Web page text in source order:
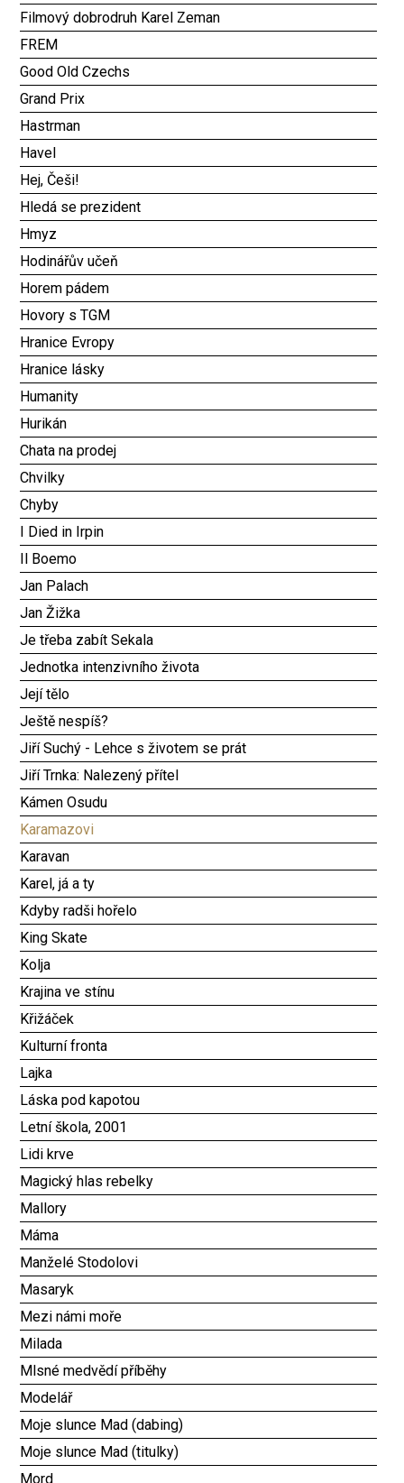
Filmový dobrodruh Karel Zeman
FREM
Good Old Czechs
Grand Prix
Hastrman
Havel
Hej, Češi!
Hledá se prezident
Hmyz
Hodinářův učeň
Horem pádem
Hovory s TGM
Hranice Evropy
Hranice lásky
Humanity
Hurikán
Chata na prodej
Chvilky
Chyby
I Died in Irpin
Il Boemo
Jan Palach
Jan Žižka
Je třeba zabít Sekala
Jednotka intenzivního života
Její tělo
Ještě nespíš?
Jiří Suchý - Lehce s životem se prát
Jiří Trnka: Nalezený přítel
Kámen Osudu
Karamazovi
Karavan
Karel, já a ty
Kdyby radši hořelo
King Skate
Kolja
Krajina ve stínu
Křižáček
Kulturní fronta
Lajka
Láska pod kapotou
Letní škola, 2001
Lidi krve
Magický hlas rebelky
Mallory
Máma
Manželé Stodolovi
Masaryk
Mezi námi moře
Milada
Mlsné medvědí příběhy
Modelář
Moje slunce Mad (dabing)
Moje slunce Mad (titulky)
Mord